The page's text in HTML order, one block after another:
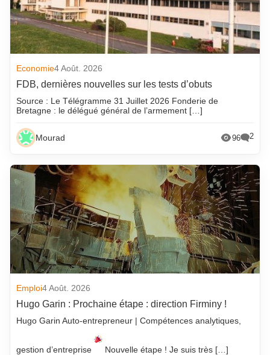
Economie4 Août. 2026
FDB, dernières nouvelles sur les tests d’obuts
Source : Le Télégramme 31 Juillet 2026 Fonderie de
Bretagne : le délégué général de l’armement […]
Mourad 96 2
Emploi4 Août. 2026
Hugo Garin : Prochaine étape : direction Firminy !
Hugo Garin Auto-entrepreneur | Compétences analytiques,
gestion d’entreprise Nouvelle étape ! Je suis très […]